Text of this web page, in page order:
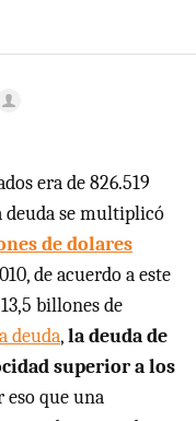
era de 826.519
deuda se multiplicó
de dolares
de acuerdo a este
billones de
deuda,la deuda de
superior a los
eso que una